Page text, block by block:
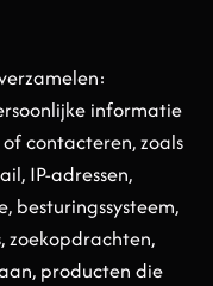
informatie
contacteren, zoals
IP-adressen,
besturingssysteem,
zoekopdrachten,
producten die